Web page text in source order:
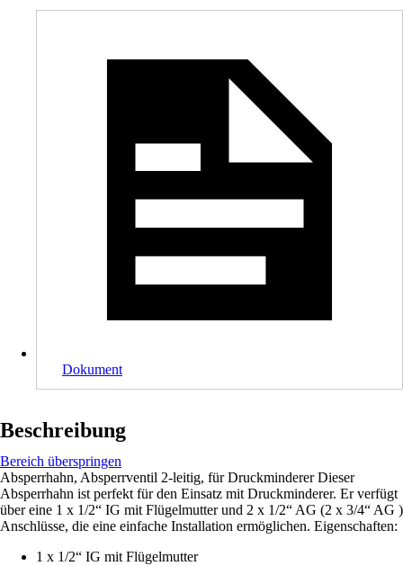
Dokument
Beschreibung
Bereich überspringen
Absperrhahn, Absperrventil 2-leitig, für Druckminderer Dieser
Absperrhahn ist perfekt für den Einsatz mit Druckminderer. Er verfügt
über eine 1 x 1/2“ IG mit Flügelmutter und 2 x 1/2“ AG (2 x 3/4“ AG )
Anschlüsse, die eine einfache Installation ermöglichen. Eigenschaften:
1 x 1/2“ IG mit Flügelmutter